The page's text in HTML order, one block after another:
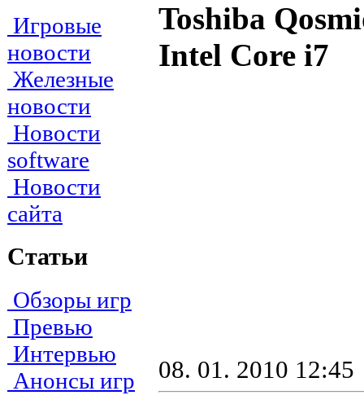
Игровые
новости
Железные
новости
Новости
software
Новости
сайта
Статьи
Обзоры игр
Превью
Интервью
Анонсы игр
Toshiba
Intel Core i7
08. 01. 2010 12:45